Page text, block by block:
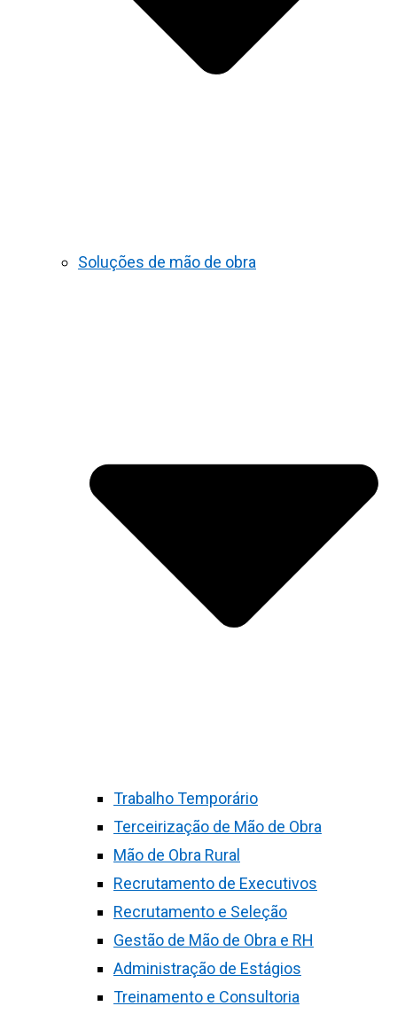
Soluções de mão de obra
Trabalho Temporário
Terceirização de Mão de Obra
Mão de Obra Rural
Recrutamento de Executivos
Recrutamento e Seleção
Gestão de Mão de Obra e RH
Administração de Estágios
Treinamento e Consultoria